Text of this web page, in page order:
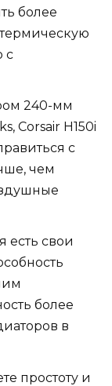
более
с
240-мм
Corsair H150i
с
чем
есть свои
более
в
простоту и